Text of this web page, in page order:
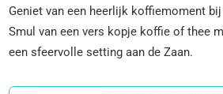
Geniet van een heerlijk koffiemoment
Smul van een vers kopje koffie of thee
een sfeervolle setting aan de Zaan.